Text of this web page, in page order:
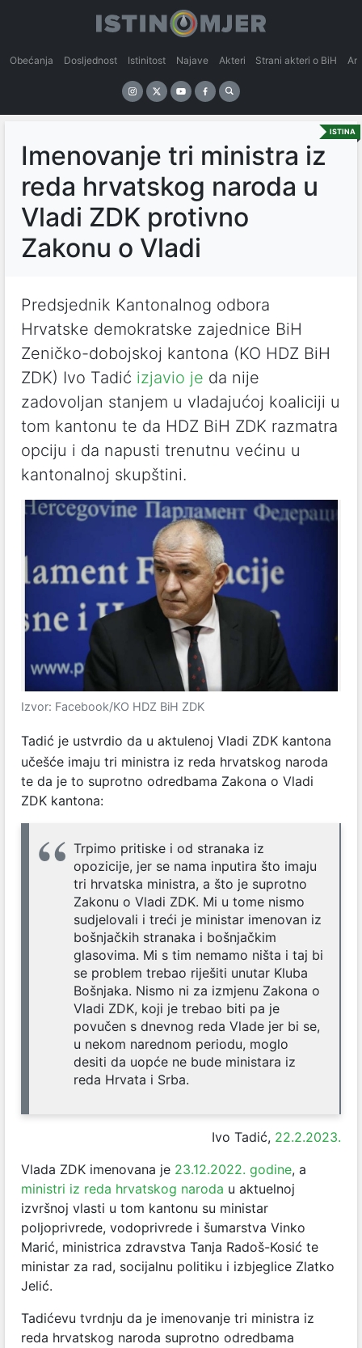
Obećanja Dosljednost Istinitost Najave Akteri Strani akteri o BiH
ISTINA
Imenovanje tri ministra iz
reda hrvatskog naroda u
Vladi ZDK protivno
Zakonu o Vladi
Predsjednik Kantonalnog odbora
Hrvatske demokratske zajednice BiH
Zeničko-dobojskoj kantona (KO HDZ BiH
ZDK) Ivo Tadić izjavio je da nije
zadovoljan stanjem u vladajućoj koaliciji u
tom kantonu te da HDZ BiH ZDK razmatra
opciju i da napusti trenutnu većinu u
kantonalnoj skupštini.
Izvor: Facebook/KO HDZ BiH ZDK
Tadić je ustvrdio da u aktulenoj Vladi ZDK kantona
učešće imaju tri ministra iz reda hrvatskog naroda
te da je to suprotno odredbama Zakona o Vladi
ZDK kantona:
Trpimo pritiske i od stranaka iz
opozicije, jer se nama inputira što imaju
tri hrvatska ministra, a što je suprotno
Zakonu o Vladi ZDK. Mi u tome nismo
sudjelovali i treći je ministar imenovan iz
bošnjačkih stranaka i bošnjačkim
glasovima. Mi s tim nemamo ništa i taj bi
se problem trebao riješiti unutar Kluba
Bošnjaka. Nismo ni za izmjenu Zakona o
Vladi ZDK, koji je trebao biti pa je
povučen s dnevnog reda Vlade jer bi se,
u nekom narednom periodu, moglo
desiti da uopće ne bude ministara iz
reda Hrvata i Srba.
Ivo Tadić, 22.2.2023.
Vlada ZDK imenovana je 23.12.2022. godine, a
ministri iz reda hrvatskog naroda u aktuelnoj
izvršnoj vlasti u tom kantonu su ministar
poljoprivrede, vodoprivrede i šumarstva Vinko
Marić, ministrica zdravstva Tanja Radoš-Kosić te
ministar za rad, socijalnu politiku i izbjeglice Zlatko
Jelić.
Tadićevu tvrdnju da je imenovanje tri ministra iz
reda hrvatskog naroda suprotno odredbama